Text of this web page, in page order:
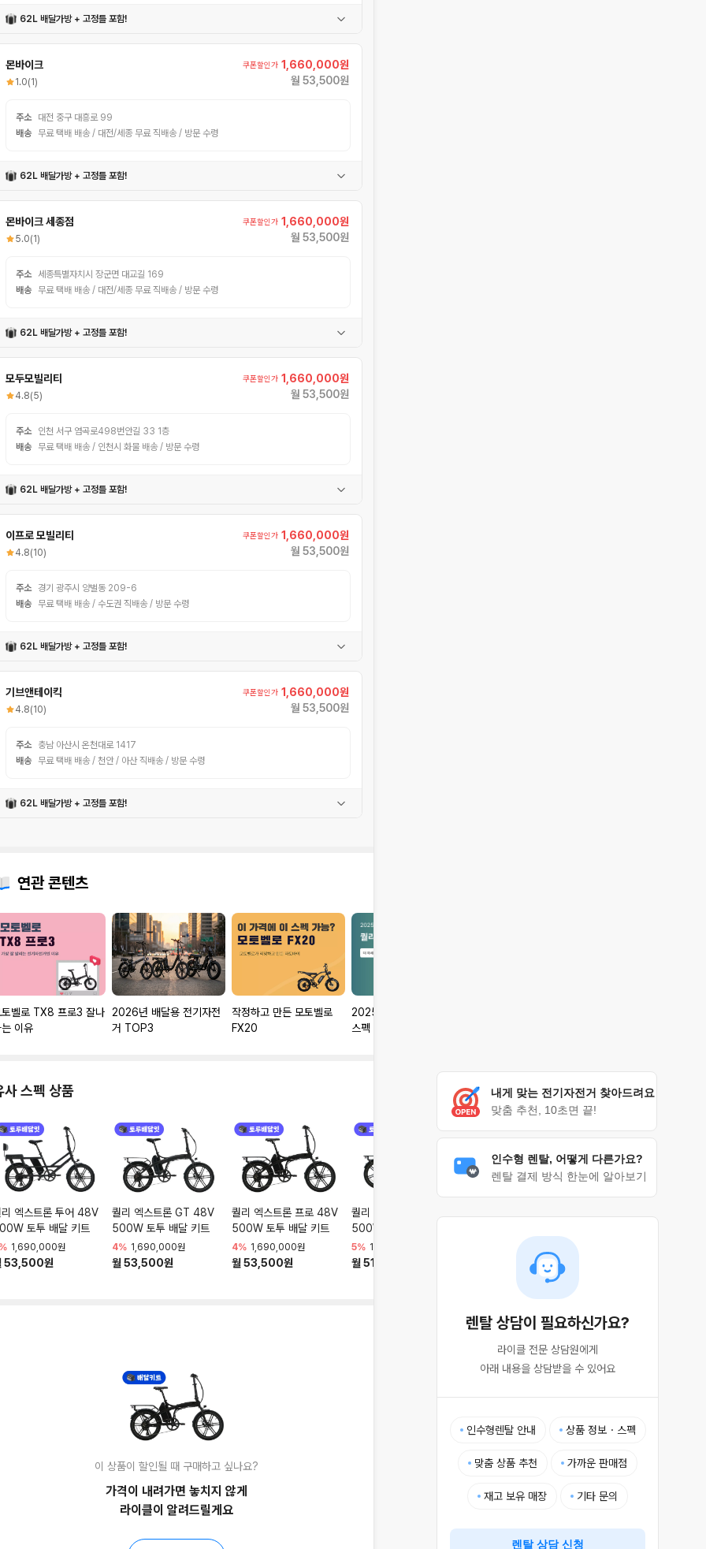
62L 배달가방 + 고정틀 포함!
몬바이크
1.0(1)
쿠폰할인가 1,660,000원
월 53,500원
주소
대전 중구 대흥로 99
배송
무료 택배 배송 / 대전/세종 무료 직배송 / 방문 수령
62L 배달가방 + 고정틀 포함!
몬바이크 세종점
5.0(1)
쿠폰할인가 1,660,000원
월 53,500원
주소
세종특별자치시 장군면 대교길 169
배송
무료 택배 배송 / 대전/세종 무료 직배송 / 방문 수령
62L 배달가방 + 고정틀 포함!
모두모빌리티
4.8(5)
쿠폰할인가 1,660,000원
월 53,500원
주소
인천 서구 염곡로498번안길 33 1층
배송
무료 택배 배송 / 인천시 화물 배송 / 방문 수령
62L 배달가방 + 고정틀 포함!
이프로 모빌리티
4.8(10)
쿠폰할인가 1,660,000원
월 53,500원
주소
경기 광주시 양벌동 209-6
배송
무료 택배 배송 / 수도권 직배송 / 방문 수령
62L 배달가방 + 고정틀 포함!
기브앤테이킥
4.8(10)
쿠폰할인가 1,660,000원
월 53,500원
주소
충남 아산시 온천대로 1417
배송
무료 택배 배송 / 천안 / 아산 직배송 / 방문 수령
62L 배달가방 + 고정틀 포함!
연관 콘텐츠
토벨로 TX8 프로3 잘나
이유
2026년 배달용 전기자전
거 TOP3
작정하고 만든 모토벨로
FX20
2025년 퀄리스포츠 신형
스펙 총정리
사 스펙 상품
리 엑스트론 투어 48V
토투 배달 키트
1,690,000원
53,500원
퀄리 엑스트론 GT 48V
500W 토투 배달 키트
4% 1,690,000원
월 53,500원
퀄리 엑스트론 프로 48V
500W 토투 배달 키트
4% 1,690,000원
월 53,500원
퀄리 엑스트론 시티 48V
500W 토투 배달 키트
5% 1,640,000원
월 51,900원
1,650,000원
월 52,200원
이 상품이 할인될 때 구매하고 싶나요?
가격이 내려가면 놓치지 않게
라이클이 알려드릴게요
내게 맞는 전기자전거 찾아드려요
맞춤 추천, 10초면 끝!
인수형 렌탈, 어떻게 다른가요?
렌탈 결제 방식 한눈에 알아보기
렌탈 상담이 필요하신가요?
라이클 전문 상담원에게
아래 내용을 상담받을 수 있어요
인수형렌탈 안내 상품 정보・스펙
맞춤 상품 추천 가까운 판매점
재고 보유 매장 기타 문의
렌탈 상담 신청